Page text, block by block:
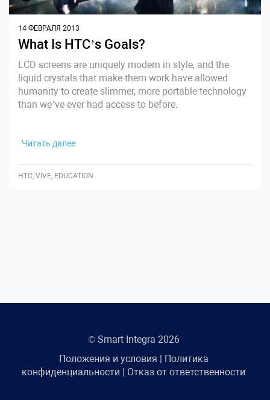
14 ФЕВРАЛЯ 2013
What Is HTC’s Goals?
LCD screens are uniquely modern in style, and the
liquid crystals that make them work have allowed
humanity to create slimmer, more portable technology
than we’ve ever had access to before.
Читать далее
HTC, VIVE, EDUCATION
© Smart Integra 2026
Положения и условия | Политика
конфиденциальности | Отказ от ответственности